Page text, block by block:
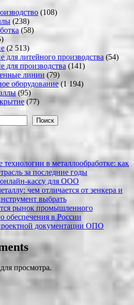
(108)
(238)
(58)
(2 513)
для литейного производства (54)
для производства (141)
линии (79)
оборудование(1 194)
(95)
(77)
Поиск
в металлообработке: как
за последние годы
кассу для ООО
чем отличается от зенкера и
выбрать
рынок промышленного
обеспечения в России
документации ОПО
просмотра.